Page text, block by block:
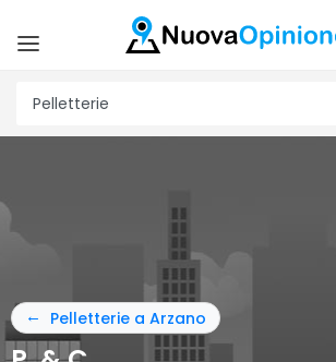
Pelletterie a Arzano